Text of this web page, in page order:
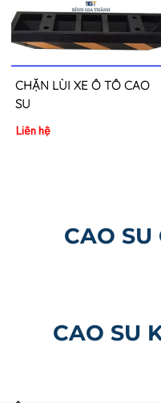
CHẶN LÙI XE Ô TÔ CAO
SU
Liên hệ
CAO
CAO SU